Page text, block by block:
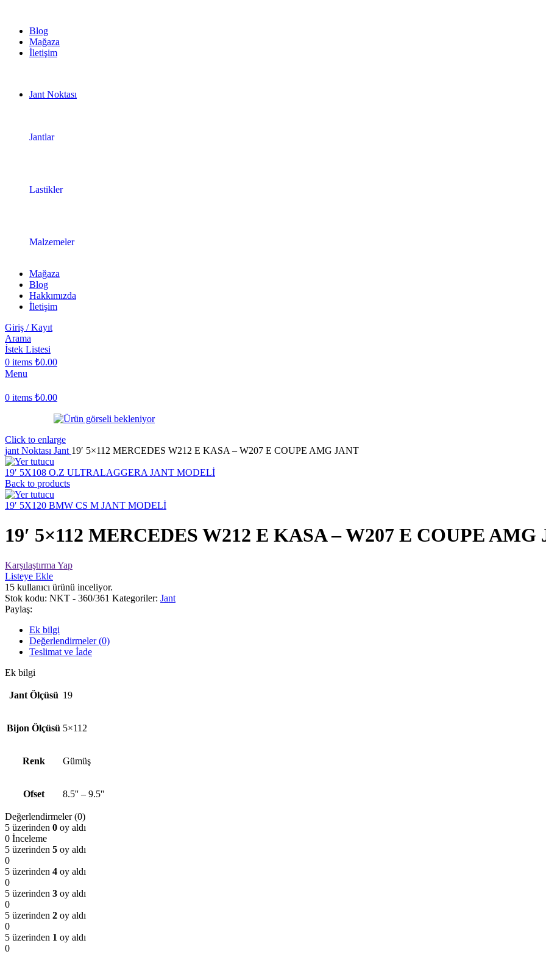
Blog
Mağaza
İletişim
Jant Noktası
Jantlar
Lastikler
Malzemeler
Mağaza
Blog
Hakkımızda
İletişim
Giriş / Kayıt
Arama
İstek Listesi
0 items ₺0.00
Menu
0 items ₺0.00
Click to enlarge
jant Noktası Jant 19′ 5×112 MERCEDES W212 E KASA – W207 E COUPE AMG JANT
19′ 5X108 O.Z ULTRALAGGERA JANT MODELİ
Back to products
19′ 5X120 BMW CS M JANT MODELİ
19′ 5×112 MERCEDES W212 E KASA – W207 E COUPE AMG
Karşılaştırma Yap
Listeye Ekle
15 kullanıcı ürünü inceliyor.
Stok kodu: NKT - 360/361 Kategoriler: Jant
Paylaş:
Ek bilgi
Değerlendirmeler (0)
Teslimat ve İade
Ek bilgi
Jant Ölçüsü 19
Bijon Ölçüsü 5×112
Renk Gümüş
Ofset 8.5'' – 9.5''
Değerlendirmeler (0)
5 üzerinden 0 oy aldı
0 İnceleme
5 üzerinden 5 oy aldı
0
5 üzerinden 4 oy aldı
0
5 üzerinden 3 oy aldı
0
5 üzerinden 2 oy aldı
0
5 üzerinden 1 oy aldı
0